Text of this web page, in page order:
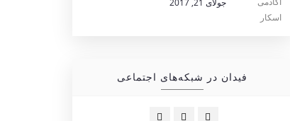
جولای 21, 2017
فیدان در شبکه‌های اجتماعی